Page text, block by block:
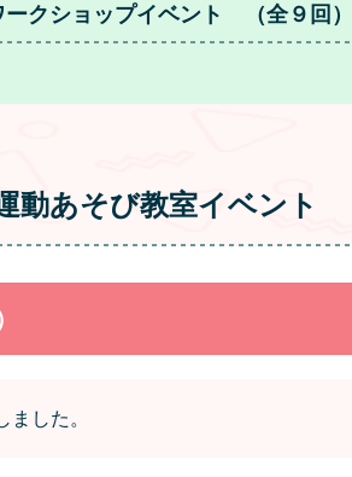
クショップイベント （全９回）
あそび教室イベント
した。